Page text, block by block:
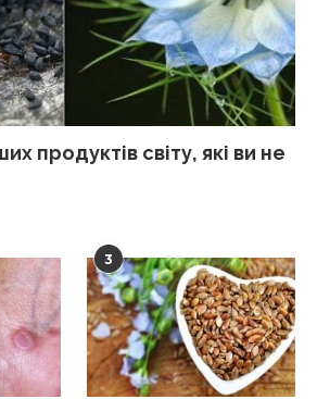
продуктів світу, які ви не
3